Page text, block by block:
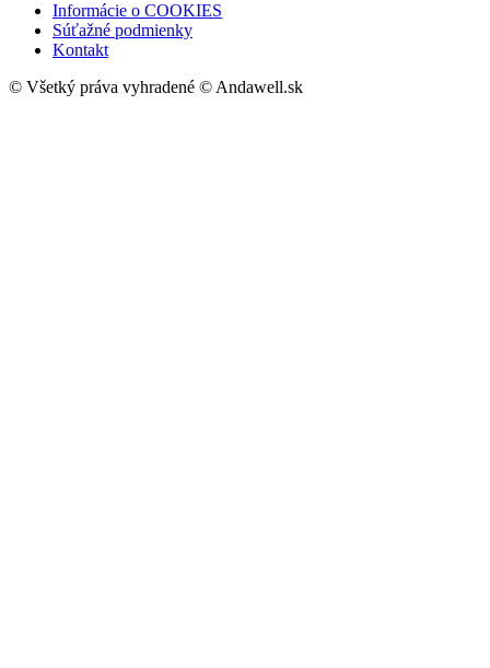
Informácie o COOKIES
Súťažné podmienky
Kontakt
© Všetký práva vyhradené © Andawell.sk